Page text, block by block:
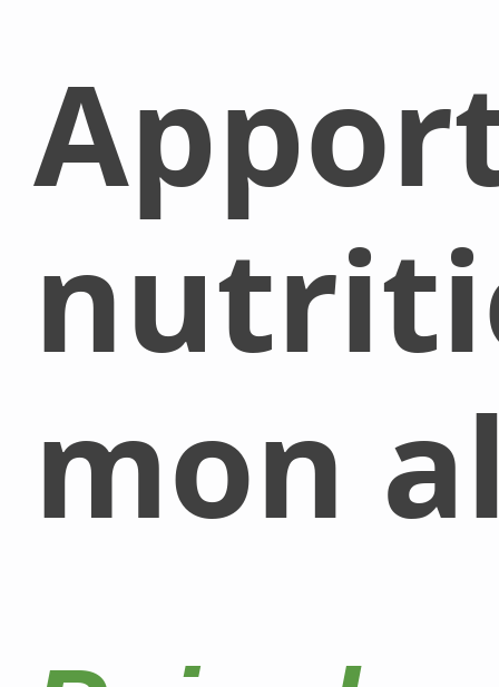
mon